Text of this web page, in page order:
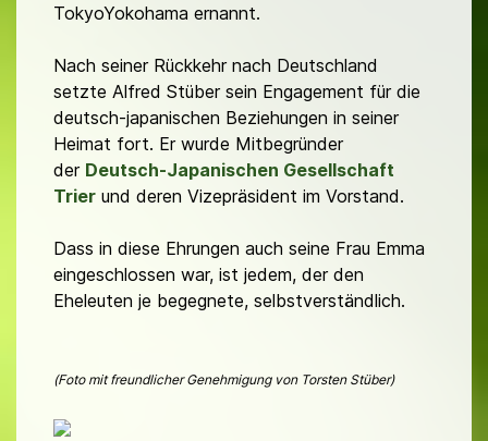
TokyoYokohama ernannt.
Nach seiner Rückkehr nach Deutschland
setzte Alfred Stüber sein Engagement für die
deutsch-japanischen Beziehungen in seiner
Heimat fort. Er wurde Mitbegründer
der Deutsch-Japanischen Gesellschaft
Trier und deren Vizepräsident im Vorstand.
Dass in diese Ehrungen auch seine Frau Emma
eingeschlossen war, ist jedem, der den
Eheleuten je begegnete, selbstverständlich.
(Foto mit freundlicher Genehmigung von Torsten Stüber)